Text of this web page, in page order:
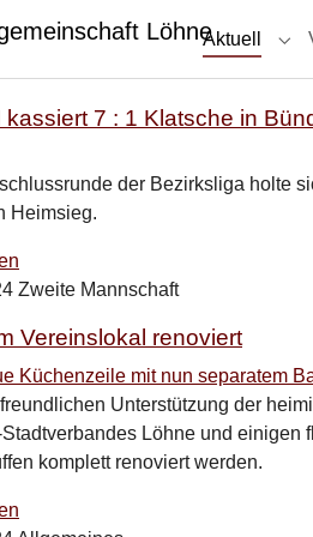
Aktuell
kassiert 7 : 1 Klatsche in
der Bezirksliga holte
Heimsieg.
Zweite Mannschaft
Vereinslokal renoviert
Unterstützung der
Löhne und einigen
komplett renoviert werden.